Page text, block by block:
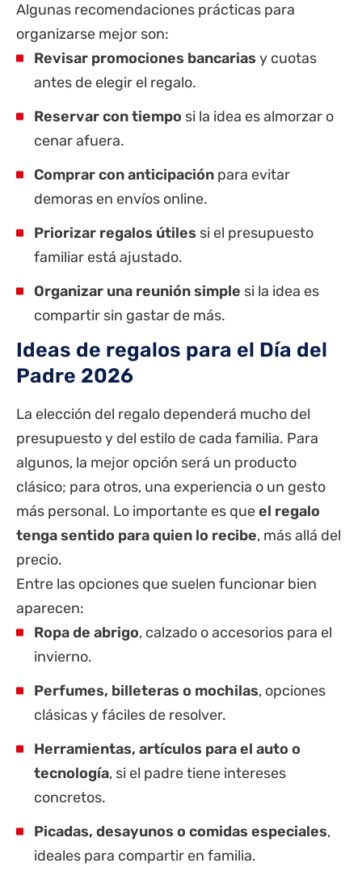
Algunas recomendaciones prácticas para
organizarse mejor son:
Revisar promociones bancarias y cuotas
antes de elegir el regalo.
Reservar con tiempo si la idea es almorzar o
cenar afuera.
Comprar con anticipación para evitar
demoras en envíos online.
Priorizar regalos útiles si el presupuesto
familiar está ajustado.
Organizar una reunión simple si la idea es
compartir sin gastar de más.
Ideas de regalos para el Día del
Padre 2026
La elección del regalo dependerá mucho del
presupuesto y del estilo de cada familia. Para
algunos, la mejor opción será un producto
clásico; para otros, una experiencia o un gesto
más personal. Lo importante es queel regalo
tenga sentido para quien lo recibe, más allá del
precio.
Entre las opciones que suelen funcionar bien
aparecen:
Ropa de abrigo, calzado o accesorios para el
invierno.
Perfumes, billeteras o mochilas, opciones
clásicas y fáciles de resolver.
Herramientas, artículos para el auto o
tecnología, si el padre tiene intereses
concretos.
Picadas, desayunos o comidas especiales,
ideales para compartir en familia.